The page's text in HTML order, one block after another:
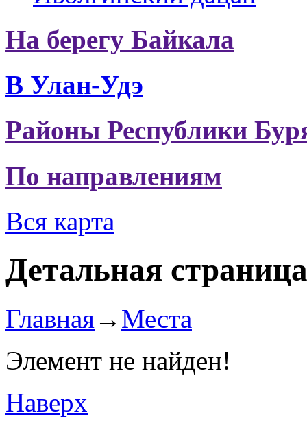
На берегу Байкала
В Улан-Удэ
Районы Республики
По направлениям
Вся карта
Детальная страница
Главная→ Места
Элемент не найден!
Наверх